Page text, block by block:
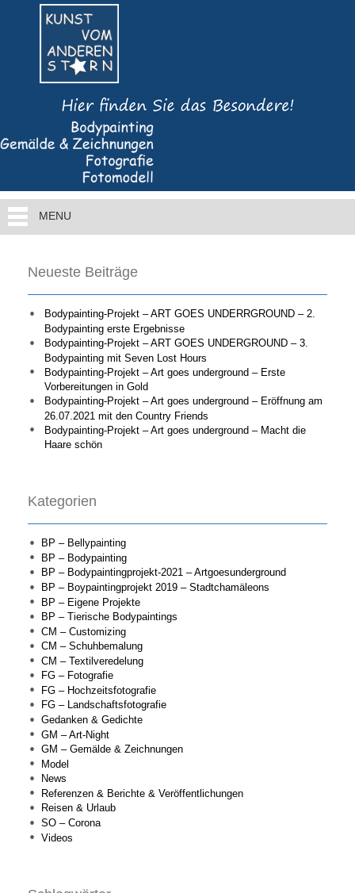
MENU
Neueste Beiträge
Bodypainting-Projekt – ART GOES UNDERRGROUND – 2.
Bodypainting erste Ergebnisse
Bodypainting-Projekt – ART GOES UNDERGROUND – 3.
Bodypainting mit Seven Lost Hours
Bodypainting-Projekt – Art goes underground – Erste
Vorbereitungen in Gold
Bodypainting-Projekt – Art goes underground – Eröffnung am
26.07.2021 mit den Country Friends
Bodypainting-Projekt – Art goes underground – Macht die
Haare schön
Kategorien
BP – Bellypainting
BP – Bodypainting
BP – Bodypaintingprojekt-2021 – Artgoesunderground
BP – Boypaintingprojekt 2019 – Stadtchamäleons
BP – Eigene Projekte
BP – Tierische Bodypaintings
CM – Customizing
CM – Schuhbemalung
CM – Textilveredelung
FG – Fotografie
FG – Hochzeitsfotografie
FG – Landschaftsfotografie
Gedanken & Gedichte
GM – Art-Night
GM – Gemälde & Zeichnungen
Model
News
Referenzen & Berichte & Veröffentlichungen
Reisen & Urlaub
SO – Corona
Videos